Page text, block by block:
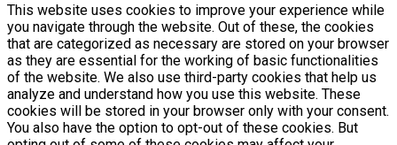
This website uses cookies to improve your experience while
you navigate through the website. Out of these, the cookies
that are categorized as necessary are stored on your browser
as they are essential for the working of basic functionalities
of the website. We also use third-party cookies that help us
analyze and understand how you use this website. These
cookies will be stored in your browser only with your consent.
You also have the option to opt-out of these cookies. But